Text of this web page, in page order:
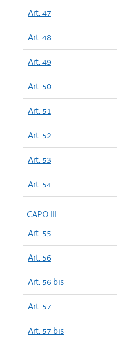
Art. 47
Art. 48
Art. 49
Art. 50
Art. 51
Art. 52
Art. 53
Art. 54
CAPO III
Art. 55
Art. 56
Art. 56 bis
Art. 57
Art. 57 bis